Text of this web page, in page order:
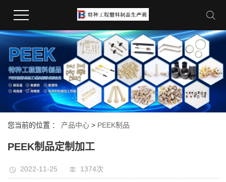
您当前的位置 ： 产品中心 > PEEK制品
PEEK制品定制加工
2022-11-25 1374次